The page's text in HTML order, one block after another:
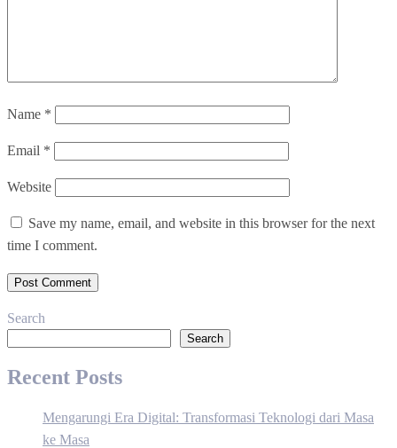
Name *
Email *
Website
Save my name, email, and website in this browser for the next
time I comment.
Search
Search
Recent Posts
Mengarungi Era Digital: Transformasi Teknologi dari Masa
ke Masa